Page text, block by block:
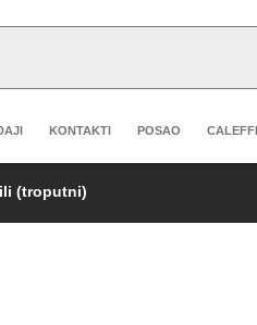
KONTAKTI POSAO
(troputni)